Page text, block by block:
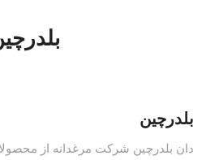
بلدرچین
دان بلدرچین شرکت مرغدانه از